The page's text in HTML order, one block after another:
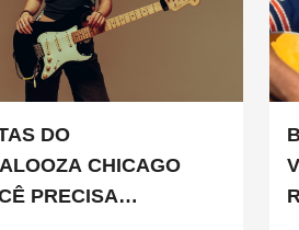
DO
CHICAGO
PRECISA